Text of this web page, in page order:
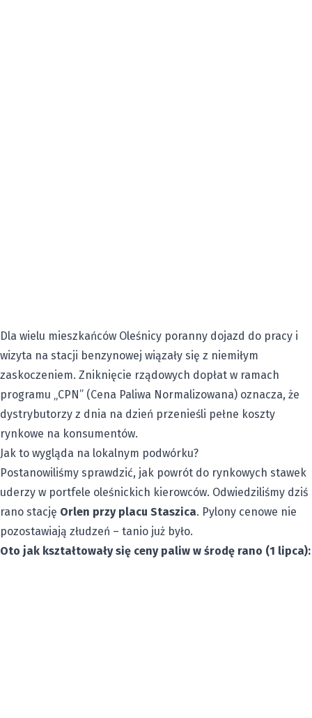
Dla wielu mieszkańców Oleśnicy poranny dojazd do pracy i
wizyta na stacji benzynowej wiązały się z niemiłym
zaskoczeniem. Zniknięcie rządowych dopłat w ramach
programu „CPN” (Cena Paliwa Normalizowana) oznacza, że
dystrybutorzy z dnia na dzień przenieśli pełne koszty
rynkowe na konsumentów.
Jak to wygląda na lokalnym podwórku?
Postanowiliśmy sprawdzić, jak powrót do rynkowych stawek
uderzy w portfele oleśnickich kierowców. Odwiedziliśmy dziś
rano stację Orlen przy placu Staszica. Pylony cenowe nie
pozostawiają złudzeń – tanio już było.
Oto jak kształtowały się ceny paliw w środę rano (1 lipca):